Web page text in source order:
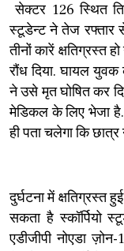
सेक्टर 126 स्थित
स्टूडेन्ट ने तेज रफ्तार
तीनों कारें क्षतिग्रस्त
रौंध दिया. घायल युवक
ने उसे मृत घोषित कर
मेडिकल के लिए भेजा
ही पता चलेगा कि
दुर्घटना में क्षतिग्रस्त
सकता है स्कॉर्पियो
एडीजीपी नोएडा